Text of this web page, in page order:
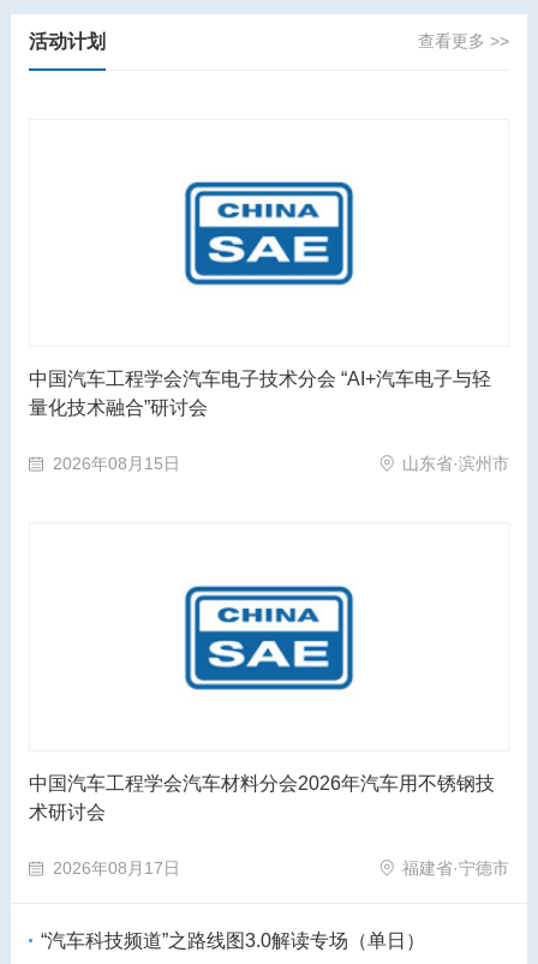
活动计划 查看更多 >>
中国汽车工程学会汽车电子技术分会 “AI+汽车电子与轻
量化技术融合”研讨会
2026年08月15日 山东省·滨州市
中国汽车工程学会汽车材料分会2026年汽车用不锈钢技
术研讨会
2026年08月17日 福建省·宁德市
“汽车科技频道”之路线图3.0解读专场（单日）